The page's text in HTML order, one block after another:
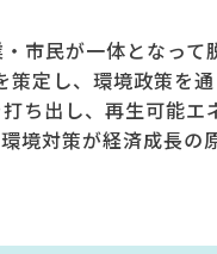
市民が一体となっ
定し、環境政策を
ち出し、再生可能
境対策が経済成長の